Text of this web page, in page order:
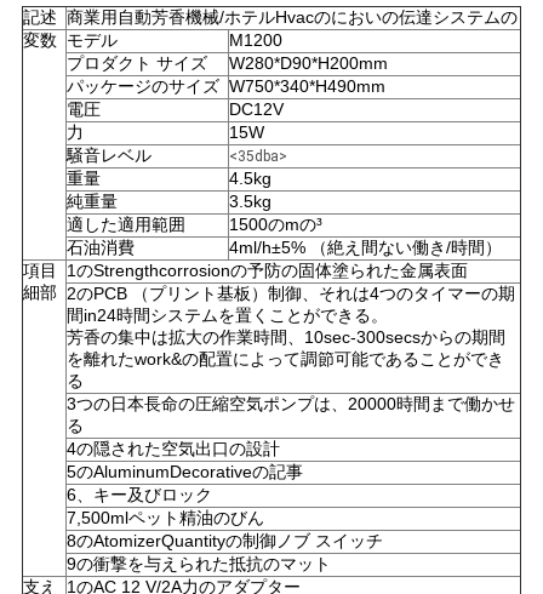
さ
を
記述 商業用自動芳香機械/ホテルHvacのにおいの伝達システムの
変数
モデル
M1200
プロダクト サイズ
W280*D90*H200mm
パッケージのサイズ W750*340*H490mm
電圧
DC12V
力
15W
騒音レベル
<35dba>
重量
4.5kg
純重量
3.5kg
適した適用範囲
1500のmの³
石油消費
4ml/h±5% （絶え間ない働き/時間）
項目
細部
1のStrengthcorrosionの予防の固体塗られた金属表面
2のPCB （プリント基板）制御、それは4つのタイマーの期
間in24時間システムを置くことができる。
芳香の集中は拡大の作業時間、10sec-300secsからの期間
を離れたwork&の配置によって調節可能であることができ
る
3つの日本長命の圧縮空気ポンプは、20000時間まで働かせ
る
4の隠された空気出口の設計
5のAluminumDecorativeの記事
6、キー及びロック
7,500mlペット精油のびん
8のAtomizerQuantityの制御ノブ スイッチ
9の衝撃を与えられた抵抗のマット
支え
1のAC 12 V/2A力のアダプター